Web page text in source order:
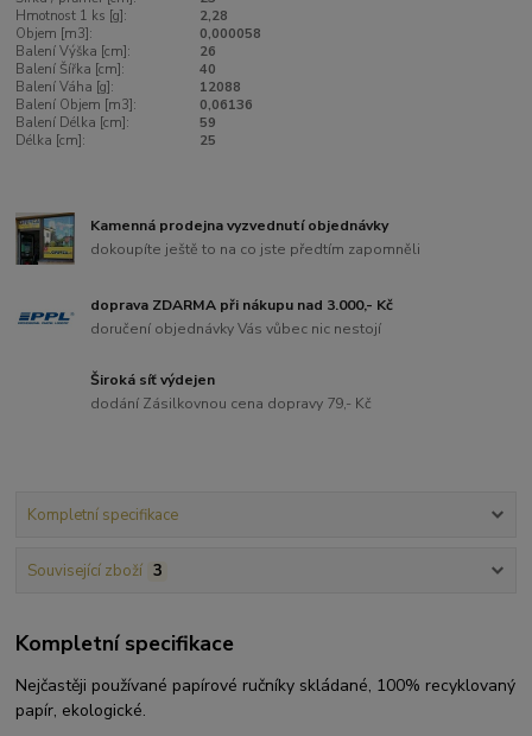
Hmotnost 1 ks [g]:
2,28
Objem [m3]:
0,000058
Balení Výška [cm]:
26
Balení Šířka [cm]:
40
Balení Váha [g]:
12088
Balení Objem [m3]:
0,06136
Balení Délka [cm]:
59
Délka [cm]:
25
Kamenná prodejna vyzvednutí objednávky
dokoupíte ještě to na co jste předtím zapomněli
doprava ZDARMA při nákupu nad 3.000,- Kč
doručení objednávky Vás vůbec nic nestojí
Široká síť výdejen
dodání Zásilkovnou cena dopravy 79,- Kč
Kompletní specifikace
Související zboží 3
Kompletní specifikace
Nejčastěji používané papírové ručníky skládané, 100% recyklovaný
papír, ekologické.